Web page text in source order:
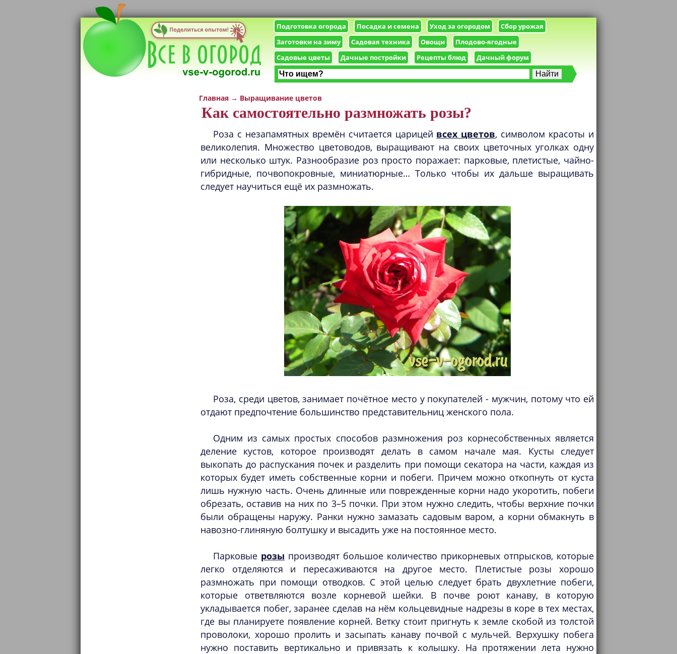
Подготовка огорода Посадка и семена Уход за огородом
Сбор урожая
Заготовки на зиму
Садовая техника Овощи
Плодово-ягодные
Садовые цветы
Дачные постройки Рецепты блюд Дачный форум
Главная → Выращивание цветов
Как самостоятельно размножать розы?
Роза с незапамятных времён считается царицей всех цветов, символом красоты и
великолепия. Множество цветоводов, выращивают на своих цветочных уголках одну
или несколько штук. Разнообразие роз просто поражает: парковые, плетистые, чайно-
гибридные, почвопокровные, миниатюрные… Только чтобы их дальше выращивать
следует научиться ещё их размножать.
Роза, среди цветов, занимает почётное место у покупателей - мужчин, потому что ей
отдают предпочтение большинство представительниц женского пола.
Одним из самых простых способов размножения роз корнесобственных является
деление кустов, которое производят делать в самом начале мая. Кусты следует
выкопать до распускания почек и разделить при помощи секатора на части, каждая из
которых будет иметь собственные корни и побеги. Причем можно откопнуть от куста
лишь нужную часть. Очень длинные или поврежденные корни надо укоротить, побеги
обрезать, оставив на них по 3–5 почки. При этом нужно следить, чтобы верхние почки
были обращены наружу. Ранки нужно замазать садовым варом, а корни обмакнуть в
навозно-глиняную болтушку и высадить уже на постоянное место.
Парковые розы производят большое количество прикорневых отпрысков, которые
легко отделяются и пересаживаются на другое место. Плетистые розы хорошо
размножать при помощи отводков. С этой целью следует брать двухлетние побеги,
которые ответвляются возле корневой шейки. В почве роют канаву, в которую
укладывается побег, заранее сделав на нём кольцевидные надрезы в коре в тех местах,
где вы планируете появление корней. Ветку стоит пригнуть к земле скобой из толстой
проволоки, хорошо пролить и засыпать канаву почвой с мульчей. Верхушку побега
нужно поставить вертикально и привязать к колышку. На протяжении лета нужно